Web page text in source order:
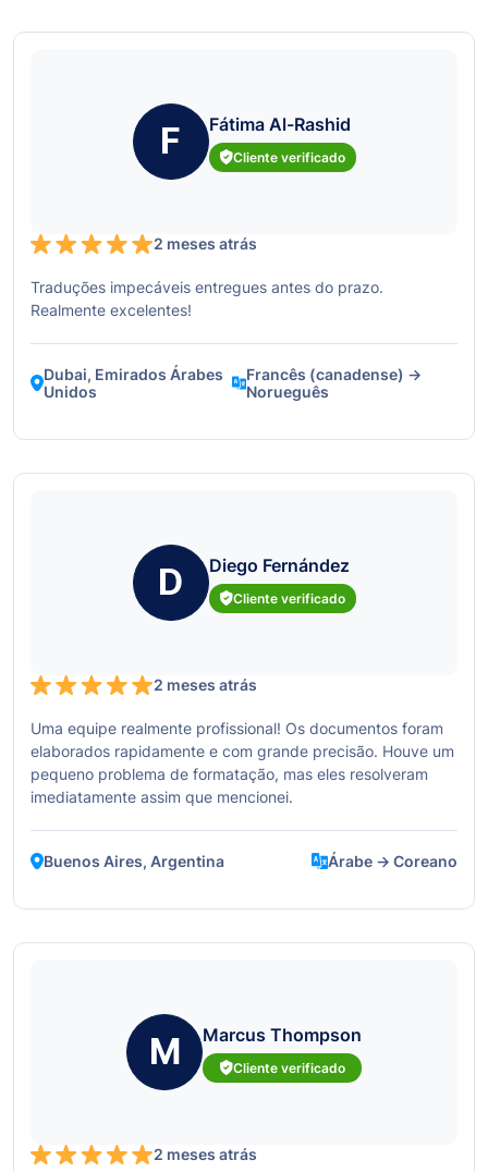
F Fátima Al-Rashid
Cliente verificado
2 meses atrás
Traduções impecáveis entregues antes do prazo.
Realmente excelentes!
Dubai, Emirados Árabes
Unidos
Francês (canadense) →
Norueguês
D Diego Fernández
Cliente verificado
2 meses atrás
Uma equipe realmente profissional! Os documentos foram
elaborados rapidamente e com grande precisão. Houve um
pequeno problema de formatação, mas eles resolveram
imediatamente assim que mencionei.
Buenos Aires, Argentina Árabe → Coreano
M Marcus Thompson
Cliente verificado
2 meses atrás